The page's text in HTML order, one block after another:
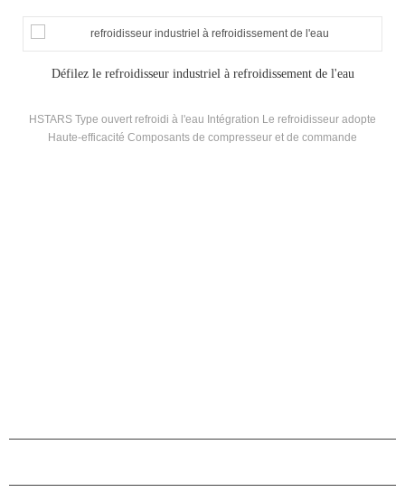
Type de boîte de défilement Éau refroidisseur industriel refroidi
Type de boîte de défilement Le refroidisseur industriel à l'eau est équipé
d'un réservoir d'eau et d'une pompe à eau en circulation selon la